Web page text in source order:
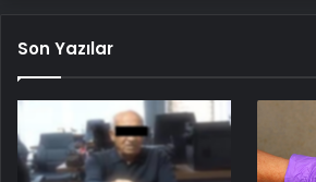
Son Yazılar